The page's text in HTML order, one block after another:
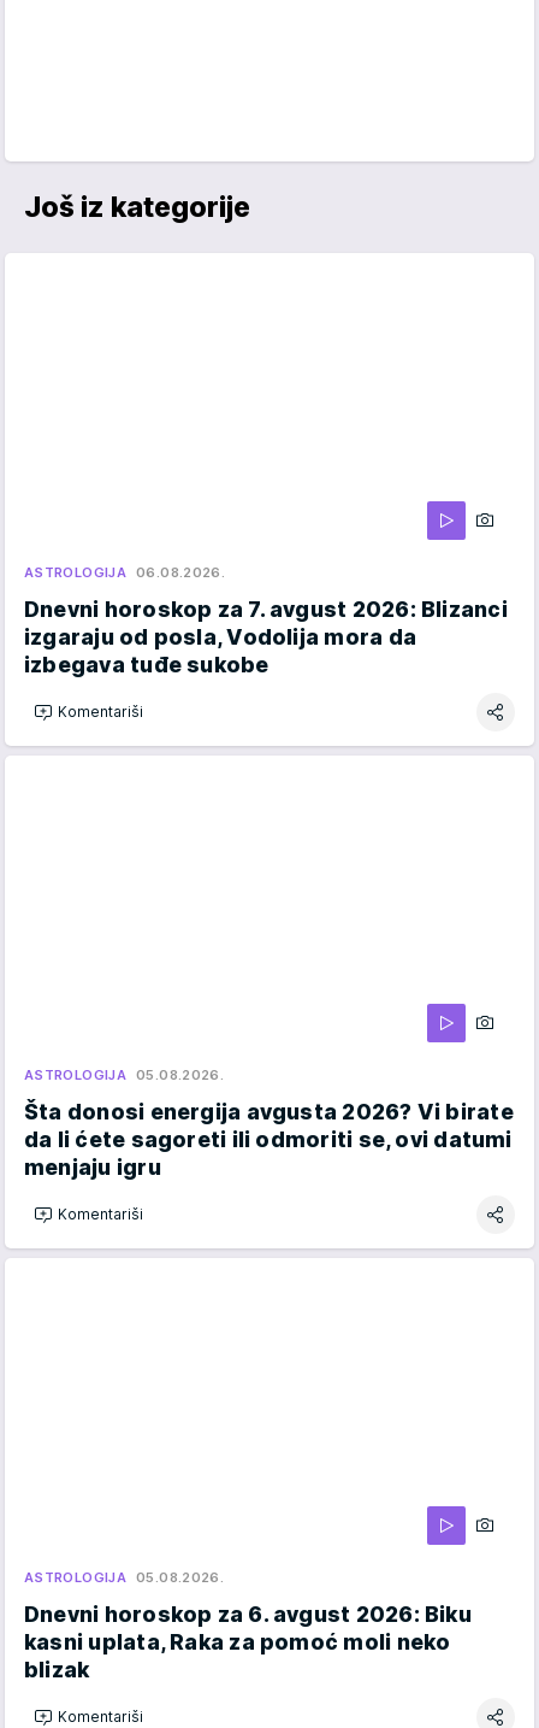
Još iz kategorije
ASTROLOGIJA 06.08.2026.
Dnevni horoskop za 7. avgust 2026: Blizanci
izgaraju od posla, Vodolija mora da
izbegava tuđe sukobe
Komentariši
ASTROLOGIJA 05.08.2026.
Šta donosi energija avgusta 2026? Vi birate
da li ćete sagoreti ili odmoriti se, ovi datumi
menjaju igru
Komentariši
ASTROLOGIJA 05.08.2026.
Dnevni horoskop za 6. avgust 2026: Biku
kasni uplata, Raka za pomoć moli neko
blizak
Komentariši